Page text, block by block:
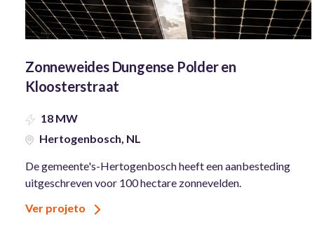
Zonneweides Dungense Polder en
Kloosterstraat
18 MW
Hertogenbosch, NL
De gemeente's-Hertogenbosch heeft een aanbesteding
uitgeschreven voor 100 hectare zonnevelden.
Ver projeto